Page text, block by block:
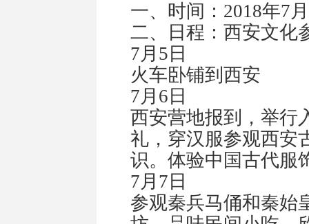
一、时间： 2018年7月
二、
日程：西安文化
7月 5 日
火车卧铺到西安
7月 6 日
西安营地报到，举行
礼，穿汉服参观西安
识。体验中国古代服
7月 7 日
参观秦兵马俑和秦始